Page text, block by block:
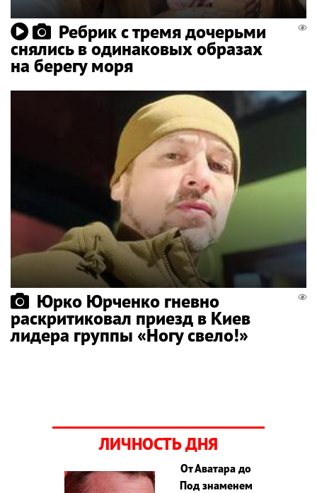
Ребрик с тремя дочерьми
снялись в одинаковых образах
на берегу моря
Юрко Юрченко гневно
раскритиковал приезд в Киев
лидера группы «Ногу свело!»
ЛИЧНОСТЬ ДНЯ
От Аватара до
Под знаменем